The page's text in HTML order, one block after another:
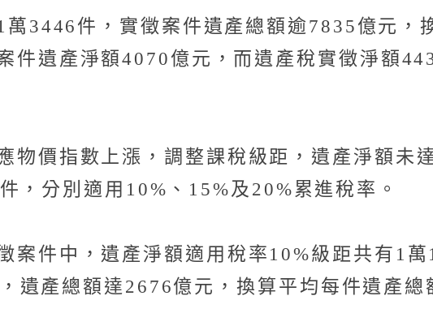
3446件，實徵案件遺產總額逾7835億元，
件遺產淨額4070億元，而遺產稅實徵淨額
物價指數上漲，調整課稅級距，遺產淨額未
，分別適用10%、15%及20%累進稅率。
案件中，遺產淨額適用稅率10%級距共有1
遺產總額達2676億元，換算平均每件遺產